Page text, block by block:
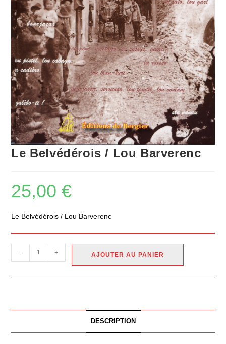
Le Belvédérois / Lou Barverenc
25,00€
Le Belvédérois / Lou Barverenc
- + AJOUTER AU PANIER
DESCRIPTION